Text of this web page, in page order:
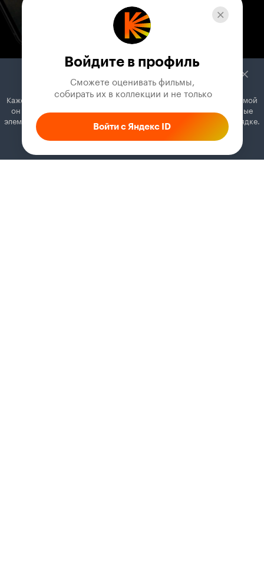
Войдите в профиль
Сможете оценивать фильмы,
собирать их в коллекции и не только
Войти с Яндекс ID
Кажется, вы используете блокировщик рекламы. Вместе с рекламой
он может отключать постеры, папки с фильмами и другие важные
элементы. Добавьте Кинопоиск в исключения, и всё будет в порядке.
Как это сделать